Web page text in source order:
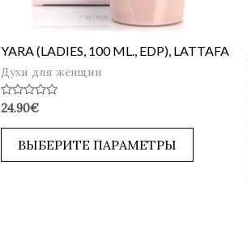
YARA (LADIES, 100 ML., EDP), LATTAFA
Духи для женщин
Оценка
из
24.90€
ВЫБЕРИТЕ ПАРАМЕТРЫ